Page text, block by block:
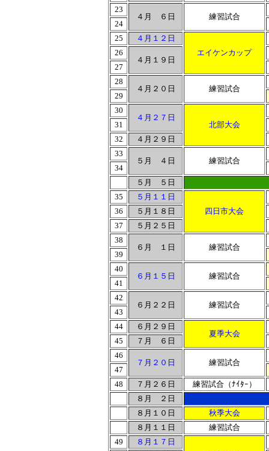
23
４月 ６日
練習試合
24
25
４月１２日
エイケンカップ
26
４月１９日
27
28
４月２０日
練習試合
29
30
４月２７日
北部大会
31
32
４月２９日
33
５月 ４日
練習試合
34
５月 ５日
35
５月１１日
四日市大会
36
５月１８日
37
５月２５日
38
６月 １日
練習試合
39
40
６月１５日
練習試合
41
42
６月２２日
練習試合
43
44
６月２９日
夏季大会
45
７月 ６日
46
７月２０日
練習試合
47
48
７月２６日
練習試合（ﾅｲﾀｰ）
８月 ２日
８月１０日
秋季大会
８月１１日
練習試合
49
８月１７日